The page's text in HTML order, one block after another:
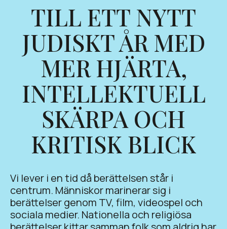
TILL ETT NYTT
JUDISKT ÅR MED
MER HJÄRTA,
INTELLEKTUELL
SKÄRPA OCH
KRITISK BLICK
Vi lever i en tid då berättelsen står i
centrum. Människor marinerar sig i
berättelser genom TV, film, videospel och
sociala medier. Nationella och religiösa